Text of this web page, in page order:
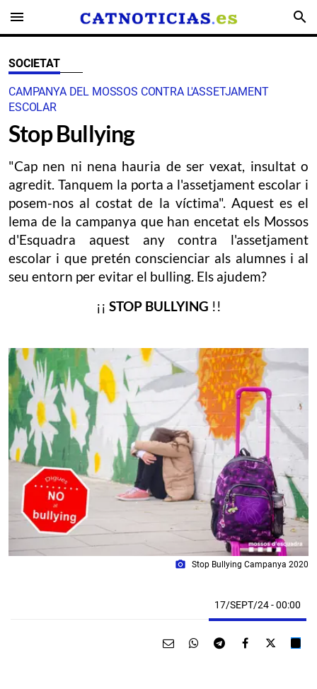
menu search
SOCIETAT
CAMPANYA DEL MOSSOS CONTRA L'ASSETJAMENT
ESCOLAR
Stop Bullying
"Cap nen ni nena hauria de ser vexat, insultat o
agredit. Tanquem la porta a l'assetjament escolar i
posem-nos al costat de la víctima". Aquest es el
lema de la campanya que han encetat els Mossos
d'Esquadra aquest any contra l'assetjament
escolar i que pretén conscienciar als alumnes i al
seu entorn per evitar el bulling. Els ajudem?
¡¡ STOP BULLYING !!
photo_camera Stop Bullying Campanya 2020
17/SEPT/24- 00:00